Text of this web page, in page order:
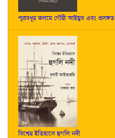
পুত্রবধূর কলমে গৌরী আইয়ুব এবং প্রসঙ্গত
বিশ্বের ইতিহাসে হুগলি নদী